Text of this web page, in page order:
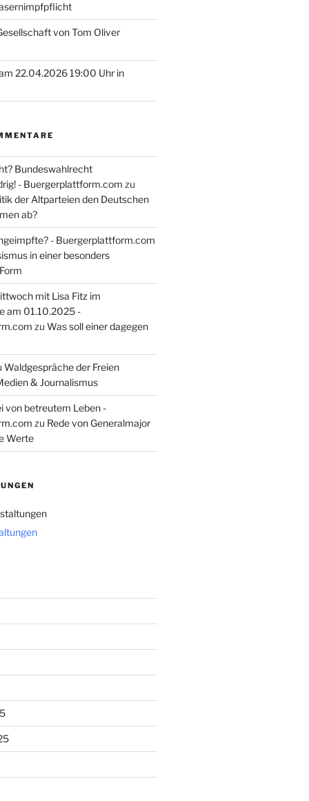
von Tom Oliver
22.04.2026 19:00 Uhr in
Bundeswahlrecht
- Buergerplattform.com zu
der Altparteien den Deutschen
ab?
- Buergerplattform.com
in einer besonders
mit Lisa Fitz im
am 01.10.2025 -
zu Was soll einer dagegen
Waldgespräche der Freien
& Journalismus
von betreutem Leben -
zu Rede von Generalmajor
Werte